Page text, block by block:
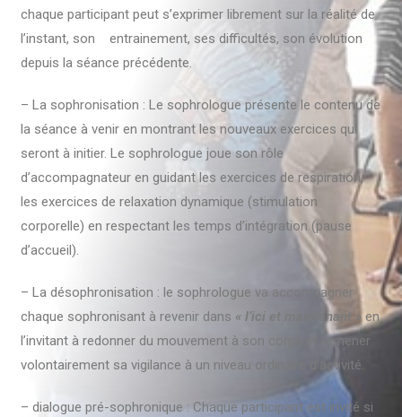
chaque participant peut s’exprimer librement sur la réalité de
l’instant, son entrainement, ses difficultés, son évolution
depuis la séance précédente.
– La sophronisation : Le sophrologue présente le contenu de
la séance à venir en montrant les nouveaux exercices qui
seront à initier. Le sophrologue joue son rôle
d’accompagnateur en guidant les exercices de respiration,
les exercices de relaxation dynamique (stimulation
corporelle) en respectant les temps d’intégration (pause
d’accueil).
– La désophronisation : le sophrologue va accompagner
chaque sophronisant à revenir dans « l’ici et maintenant » en
l’invitant à redonner du mouvement à son corps et ramener
volontairement sa vigilance à un niveau ordinaire d’activité.
– dialogue pré-sophronique : Chaque participant est invité si